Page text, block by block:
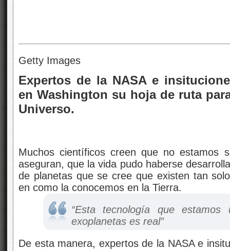
Getty Images
Expertos de la NASA e
en Washington su hoja de ruta
Universo.
Muchos científicos creen que no estamos
aseguran, que la vida pudo haberse
de planetas que se cree que existen tan
en como la conocemos en la Tierra.
“Esta tecnología que
exoplanetas es real”
De esta manera, expertos de la NASA e